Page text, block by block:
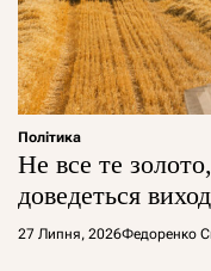
Політика
Не все те
доведеться
27 Липня, 2026Федоренко